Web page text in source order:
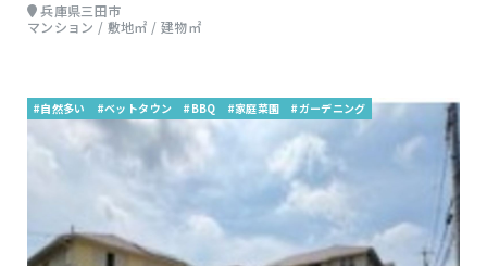
兵庫県三田市
マンション / 敷地㎡ / 建物㎡
#自然多い #ベットタウン #BBQ #家庭菜園 #ガーデニング